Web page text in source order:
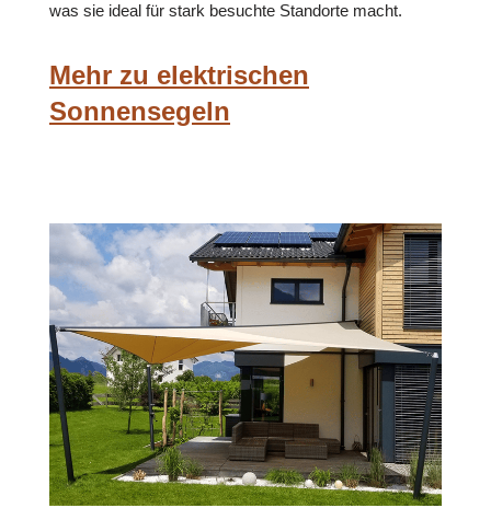
was sie ideal für stark besuchte Standorte macht.
Mehr zu elektrischen
Sonnensegeln